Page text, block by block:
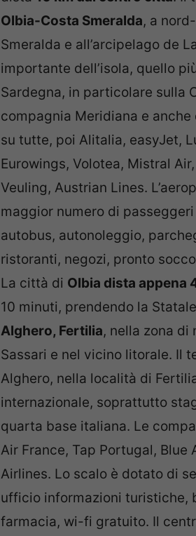
Olbia-Costa Smeralda, a
Smeralda e all’arcipelago de
importante dell’isola, quello
Sardegna, in particolare sulla
compagnia Meridiana e
su tutte, poi Alitalia, easyJet,
Eurowings, Volotea, Mistral
Veuling, Austrian Lines.
maggior numero di
autobus, autonoleggio,
ristoranti, negozi, pronto
La città di Olbia dista appena
10 minuti, prendendo la
Alghero, Fertilia, nella zona di
Sassari e nel vicino litorale. Il
Alghero, nella località di
internazionale, soprattutto
quarta base italiana. Le
Air France, Tap Portugal, Blue
Airlines. Lo scalo è dotato di
ufficio informazioni turistiche,
farmacia, wi-fi gratuito. Il